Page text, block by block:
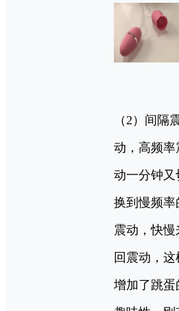
（2）间隔
动，高频率
动一分钟又
换到慢频率
震动，快慢
回震动，这
增加了跳蛋